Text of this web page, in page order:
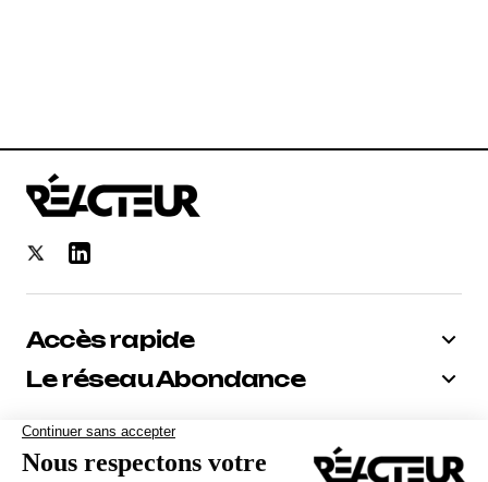
Accès rapide
Le réseau Abondance
Bénéficiez de -10% sur tous nos